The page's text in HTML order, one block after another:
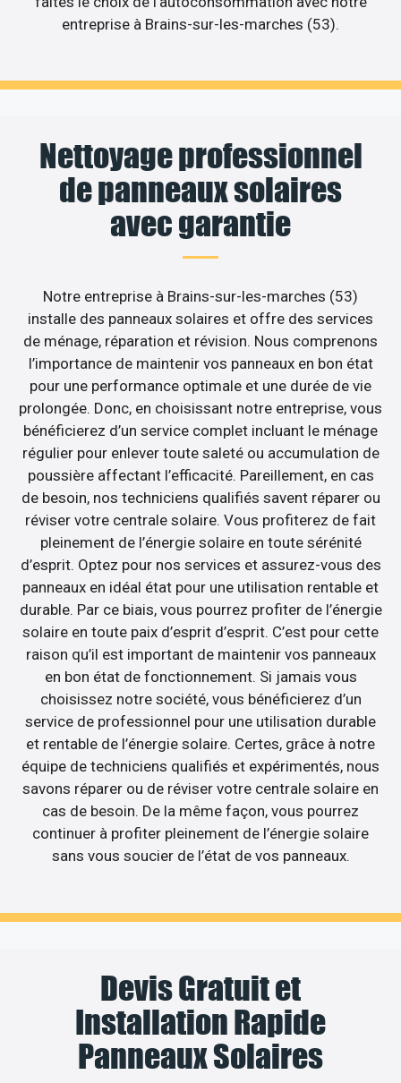
entreprise à Brains-sur-les-marches (53).
Nettoyage professionnel
de panneaux solaires
avec garantie
Notre entreprise à Brains-sur-les-marches (53)
installe des panneaux solaires et offre des services
de ménage, réparation et révision. Nous comprenons
l’importance de maintenir vos panneaux en bon état
pour une performance optimale et une durée de vie
prolongée. Donc, en choisissant notre entreprise, vous
bénéficierez d’un service complet incluant le ménage
régulier pour enlever toute saleté ou accumulation de
poussière affectant l’efficacité. Pareillement, en cas
de besoin, nos techniciens qualifiés savent réparer ou
réviser votre centrale solaire. Vous profiterez de fait
pleinement de l’énergie solaire en toute sérénité
d’esprit. Optez pour nos services et assurez-vous des
panneaux en idéal état pour une utilisation rentable et
durable. Par ce biais, vous pourrez profiter de l’énergie
solaire en toute paix d’esprit d’esprit. C’est pour cette
raison qu’il est important de maintenir vos panneaux
en bon état de fonctionnement. Si jamais vous
choisissez notre société, vous bénéficierez d’un
service de professionnel pour une utilisation durable
et rentable de l’énergie solaire. Certes, grâce à notre
équipe de techniciens qualifiés et expérimentés, nous
savons réparer ou de réviser votre centrale solaire en
cas de besoin. De la même façon, vous pourrez
continuer à profiter pleinement de l’énergie solaire
sans vous soucier de l’état de vos panneaux.
Devis Gratuit et
Installation Rapide
Panneaux Solaires